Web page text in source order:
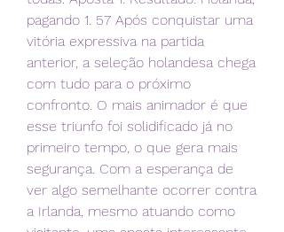
pagando 1. 57 Após conquistar uma
vitória expressiva na partida
anterior, a seleção holandesa chega
com tudo para o próximo
confronto. O mais animador é que
esse triunfo foi solidificado já no
primeiro tempo, o que gera mais
segurança. Com a esperança de
ver algo semelhante ocorrer contra
a Irlanda, mesmo atuando como